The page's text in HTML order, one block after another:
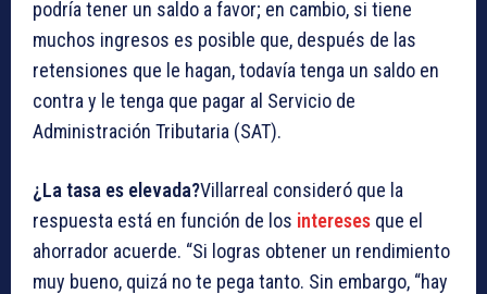
podría tener un saldo a favor; en cambio, si tiene
muchos ingresos es posible que, después de las
retensiones que le hagan, todavía tenga un saldo en
contra y le tenga que pagar al Servicio de
Administración Tributaria (SAT).
¿La tasa es elevada?Villarreal consideró que la
respuesta está en función de los intereses que el
ahorrador acuerde. “Si logras obtener un rendimiento
muy bueno, quizá no te pega tanto. Sin embargo, “hay